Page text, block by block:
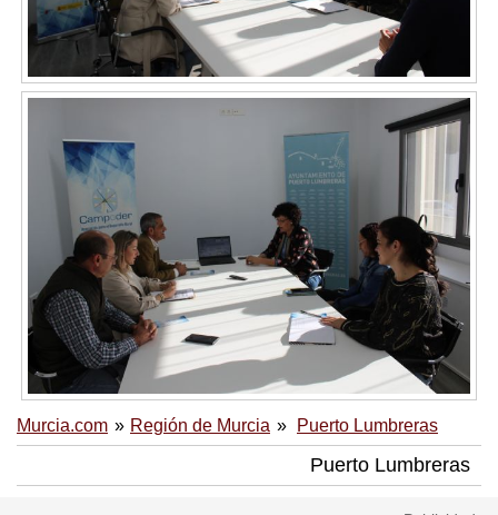
Murcia.com Región de Murcia Puerto Lumbreras
Puerto Lumbreras